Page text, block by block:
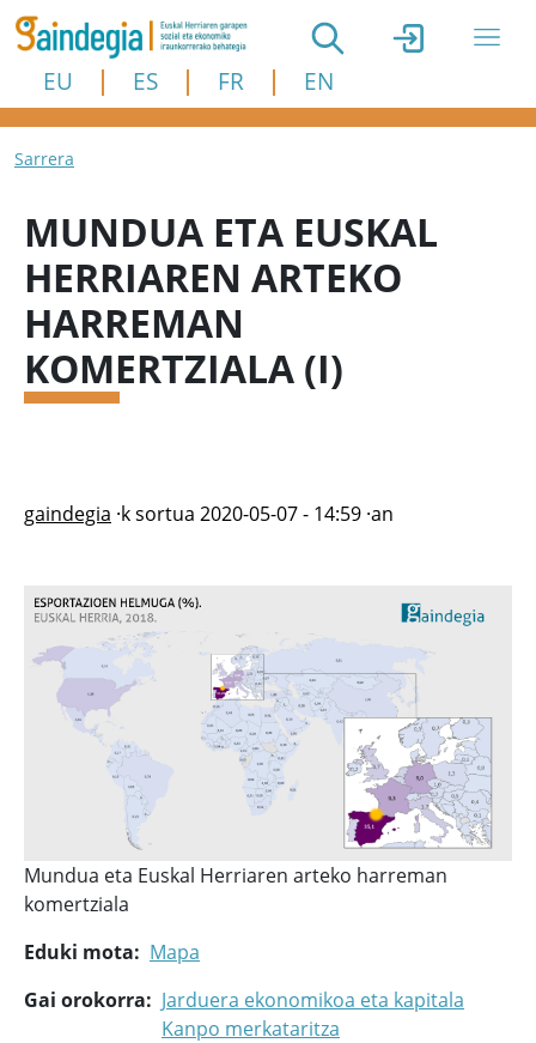
Skip to main content
EU ES FR EN
Breadcrumb
Sarrera
MUNDUA ETA EUSKAL
HERRIAREN ARTEKO
HARREMAN
KOMERTZIALA (I)
gaindegia ·k sortua 2020-05-07 - 14:59 ·an
Mundua eta Euskal Herriaren arteko harreman
komertziala
Eduki mota
Mapa
Gai orokorra
Jarduera ekonomikoa eta kapitala
Kanpo merkataritza